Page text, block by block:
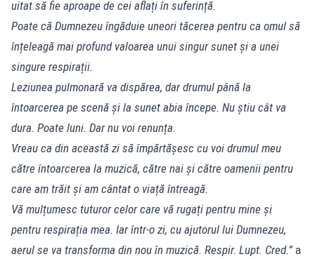
uitat să fie aproape de cei aflați în suferință.
Poate că Dumnezeu îngăduie uneori tăcerea pentru ca omul să
înțeleagă mai profund valoarea unui singur sunet și a unei
singure respirații.
Leziunea pulmonară va dispărea, dar drumul până la
întoarcerea pe scenă și la sunet abia începe. Nu știu cât va
dura. Poate luni. Dar nu voi renunța.
Vreau ca din această zi să împărtășesc cu voi drumul meu
către întoarcerea la muzică, către nai și către oamenii pentru
care am trăit și am cântat o viață întreagă.
Vă mulțumesc tuturor celor care vă rugați pentru mine și
pentru respirația mea. Iar într-o zi, cu ajutorul lui Dumnezeu,
aerul se va transforma din nou în muzică. Respir. Lupt. Cred.”a